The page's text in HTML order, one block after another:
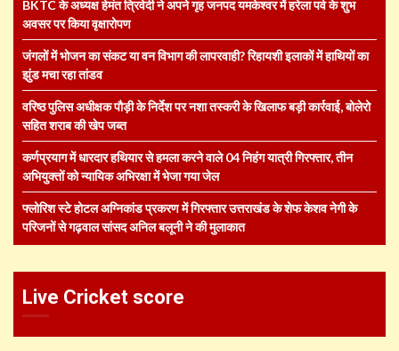
BKTC के अध्यक्ष हेमंत त्रिवेदी ने अपने गृह जनपद यमकेश्वर में हरेला पर्व के शुभ
अवसर पर किया वृक्षारोपण
जंगलों में भोजन का संकट या वन विभाग की लापरवाही? रिहायशी इलाकों में हाथियों का
झुंड मचा रहा तांडव
वरिष्ठ पुलिस अधीक्षक पौड़ी के निर्देश पर नशा तस्करी के खिलाफ बड़ी कार्रवाई, बोलेरो
सहित शराब की खेप जब्त
कर्णप्रयाग में धारदार हथियार से हमला करने वाले 04 निहंग यात्री गिरफ्तार, तीन
अभियुक्तों को न्यायिक अभिरक्षा में भेजा गया जेल
फ्लोरिश स्टे होटल अग्निकांड प्रकरण में गिरफ्तार उत्तराखंड के शेफ केशव नेगी के
परिजनों से गढ़वाल सांसद अनिल बलूनी ने की मुलाकात
Live Cricket score